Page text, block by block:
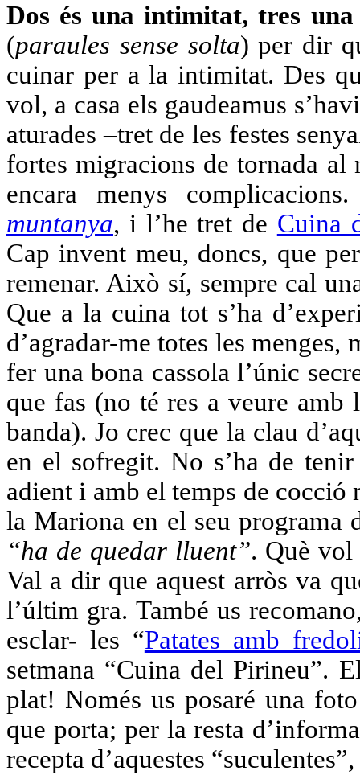
Dos és una intimitat, tres
(paraules sense solta) per dir
cuinar per a la intimitat. Des
vol, a casa els gaudeamus
aturades –tret de les festes
fortes migracions de tornada al
encara menys
muntanya, i l’he tret de Cuina
Cap invent meu, doncs, que
remenar. Això sí, sempre cal
Que a la cuina tot s’ha
d’agradar-me totes les menges,
fer una bona cassola l’únic
que fas (no té res a veure
banda). Jo crec que la clau
en el sofregit. No s’ha de
adient i amb el temps de cocció
la Mariona en el seu programa
“ha de quedar lluent”. Què vol
Val a dir que aquest arròs va
l’últim gra. També us
esclar- les “Patates amb
setmana “Cuina del Pirineu”.
plat! Només us posaré una
que porta; per la resta
recepta d’aquestes